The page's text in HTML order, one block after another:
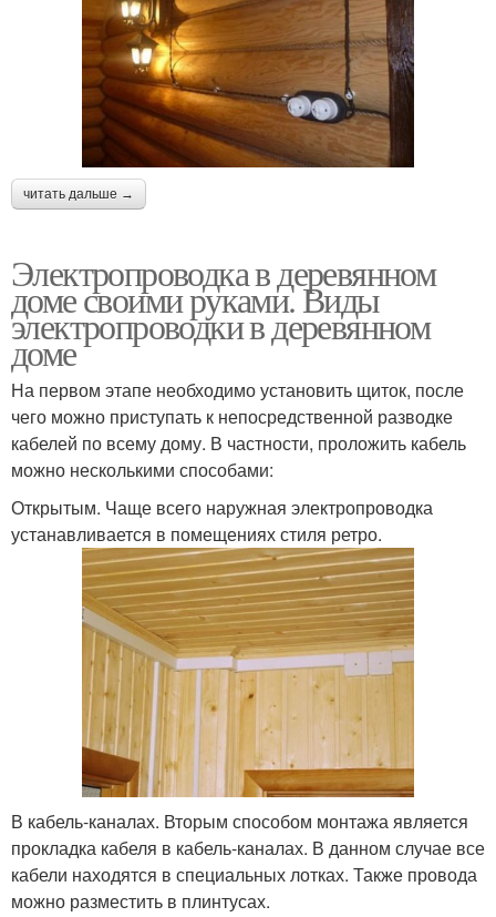
читать дальше →
Электропроводка в деревянном
доме своими руками. Виды
электропроводки в деревянном
доме
На первом этапе необходимо установить щиток, после
чего можно приступать к непосредственной разводке
кабелей по всему дому. В частности, проложить кабель
можно несколькими способами:
Открытым. Чаще всего наружная электропроводка
устанавливается в помещениях стиля ретро.
В кабель-каналах. Вторым способом монтажа является
прокладка кабеля в кабель-каналах. В данном случае все
кабели находятся в специальных лотках. Также провода
можно разместить в плинтусах.